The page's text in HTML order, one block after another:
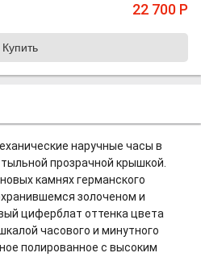
22 700 Р
наручные часы в
прозрачной крышкой.
камнях германского
золоченом и
циферблат оттенка цвета
часового и минутного
полированное с высоким